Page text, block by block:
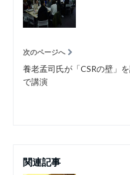
次のページへ
養老孟司氏が「CSRの壁」
で講演
関連記事